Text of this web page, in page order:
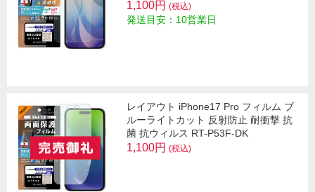
1,100円 (税込)
発送目安：10営業日
レイアウト iPhone17 Pro フィルム ブ
ルーライトカット 反射防止 耐衝撃 抗
菌 抗ウィルス RT-P53F-DK
1,100円 (税込)